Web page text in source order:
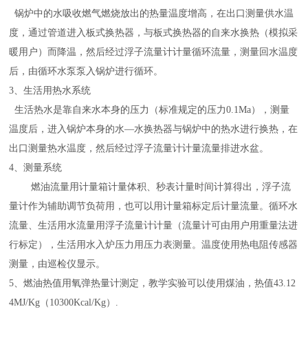
锅炉中的水吸收燃气燃烧放出的热量温度增高，在出口测量供水温
度，通过管道进入板式换热器，与板式换热器的自来水换热（模拟采
暖用户）而降温，然后经过浮子流量计计量循环流量，测量回水温度
后，由循环水泵泵入锅炉进行循环。
3、生活用热水系统
生活热水是靠自来水本身的压力（标准规定的压力0.1Ma），测量
温度后，进入锅炉本身的水—水换热器与锅炉中的热水进行换热，在
出口测量热水温度，然后经过浮子流量计计量流量排进水盆。
4、测量系统
燃油流量用计量箱计量体积、秒表计量时间计算得出，浮子流
量计作为辅助调节负荷用，也可以用计量箱标定后计量流量。循环水
流量、生活用水流量用浮子流量计计量（流量计可由用户用重量法进
行标定），生活用水入炉压力用压力表测量。温度使用热电阻传感器
测量，由巡检仪显示。
5、燃油热值用氧弹热量计测定，教学实验可以使用煤油，热值43.12
4MJ/Kg（10300Kcal/Kg）.